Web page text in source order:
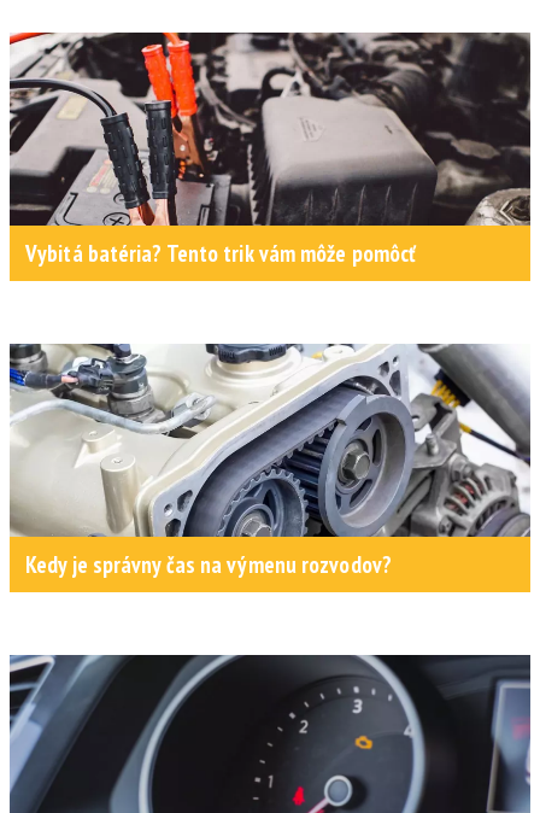
Vybitá batéria? Tento trik vám môže pomôcť
Kedy je správny čas na výmenu rozvodov?